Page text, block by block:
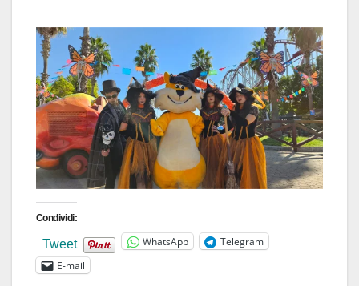
Condividi:
Tweet WhatsApp
Telegram
E-mail